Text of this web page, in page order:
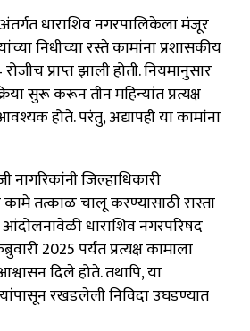
धाराशिव नगरपालिकेला मंजूर
निधीच्या रस्ते कामांना प्रशासकीय
प्राप्त झाली होती. नियमानुसार
सुरू करून तीन महिन्यांत प्रत्यक्ष
होते. परंतु, अद्यापही या कामांना
नागरिकांनी जिल्हाधिकारी
कामे तत्काळ चालू करण्यासाठी रास्ता
धाराशिव नगरपरिषद
2025 पर्यंत प्रत्यक्ष कामाला
दिले होते. तथापि, या
रखडलेली निविदा उघडण्यात